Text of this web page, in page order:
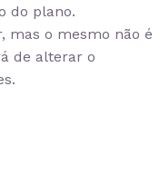
do plano.
mas o mesmo não é
de alterar o